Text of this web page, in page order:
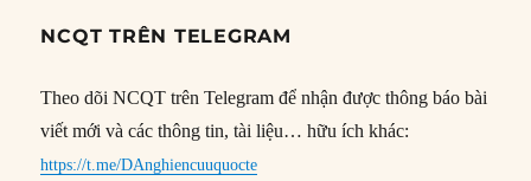
NCQT TRÊN TELEGRAM
Theo dõi NCQT trên Telegram để nhận được thông báo bài
viết mới và các thông tin, tài liệu… hữu ích khác:
https://t.me/DAnghiencuuquocte